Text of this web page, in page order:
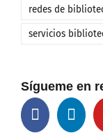
redes de
servicios
Sígueme en